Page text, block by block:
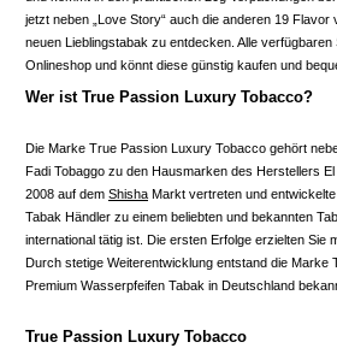
jetzt neben „Love Story“ auch die anderen 19
neuen Lieblingstabak zu entdecken. Alle
Onlineshop und könnt diese günstig kaufen und
Wer ist True Passion Luxury Tobacco?
Die Marke True Passion Luxury Tobacco gehört
Fadi Tobaggo zu den Hausmarken des Herstellers
2008 auf dem Shisha Markt vertreten und
Tabak Händler zu einem beliebten und bekannten
international tätig ist. Die ersten Erfolge erzielten Sie
Durch stetige Weiterentwicklung entstand die Marke
Premium Wasserpfeifen Tabak in Deutschland
True Passion Luxury Tobacco